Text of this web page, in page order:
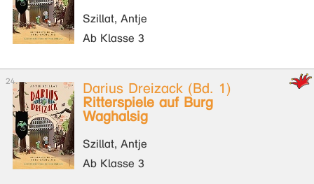
Szillat, Antje
Ab Klasse 3
Darius Dreizack (Bd. 1)
Ritterspiele auf Burg
Waghalsig
Szillat, Antje
Ab Klasse 3